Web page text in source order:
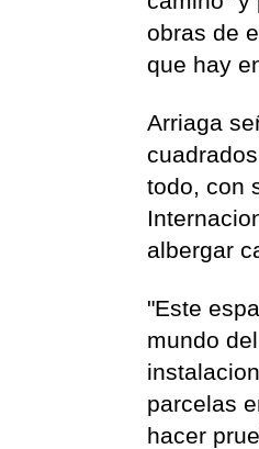
obras de
que hay
Arriaga
todo, con
albergar
"Este
mundo
parcelas
hacer